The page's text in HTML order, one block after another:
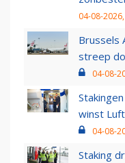
04-08-
Brussels
streep
04-08-
winst
04-08-
Staking